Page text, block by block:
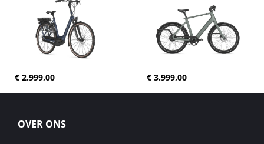
€ 2.999,00 € 3.999,00
OVER ONS